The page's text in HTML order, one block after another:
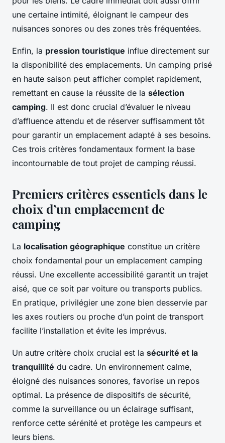
une certaine intimité, éloignant le campeur des
nuisances sonores ou des zones très fréquentées.
Enfin, la pression touristique influe directement sur
la disponibilité des emplacements. Un camping prisé
en haute saison peut afficher complet rapidement,
remettant en cause la réussite de la sélection
camping. Il est donc crucial d’évaluer le niveau
d’affluence attendu et de réserver suffisamment tôt
pour garantir un emplacement adapté à ses besoins.
Ces trois critères fondamentaux forment la base
incontournable de tout projet de camping réussi.
Premiers critères essentiels dans le
choix d’un emplacement de
camping
La localisation géographique constitue un critère
choix fondamental pour un emplacement camping
réussi. Une excellente accessibilité garantit un trajet
aisé, que ce soit par voiture ou transports publics.
En pratique, privilégier une zone bien desservie par
les axes routiers ou proche d’un point de transport
facilite l’installation et évite les imprévus.
Un autre critère choix crucial est la sécurité et la
tranquillité du cadre. Un environnement calme,
éloigné des nuisances sonores, favorise un repos
optimal. La présence de dispositifs de sécurité,
comme la surveillance ou un éclairage suffisant,
renforce cette sérénité et protège les campeurs et
leurs biens.